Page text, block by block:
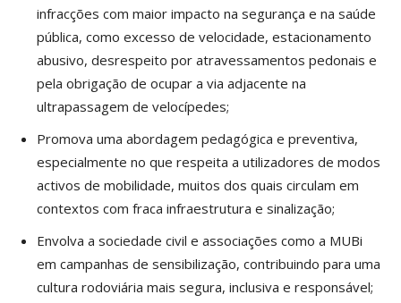
infracções com maior impacto na segurança e na saúde
pública, como excesso de velocidade, estacionamento
abusivo, desrespeito por atravessamentos pedonais e
pela obrigação de ocupar a via adjacente na
ultrapassagem de velocípedes;
Promova uma abordagem pedagógica e preventiva,
especialmente no que respeita a utilizadores de modos
activos de mobilidade, muitos dos quais circulam em
contextos com fraca infraestrutura e sinalização;
Envolva a sociedade civil e associações como a MUBi
em campanhas de sensibilização, contribuindo para uma
cultura rodoviária mais segura, inclusiva e responsável;